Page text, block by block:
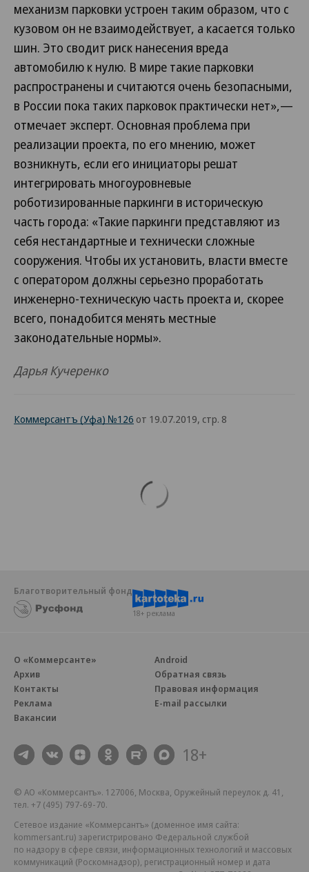
механизм парковки устроен таким образом, что с
кузовом он не взаимодействует, а касается только
шин. Это сводит риск нанесения вреда
автомобилю к нулю. В мире такие парковки
распространены и считаются очень безопасными,
в России пока таких парковок практически нет»,—
отмечает эксперт. Основная проблема при
реализации проекта, по его мнению, может
возникнуть, если его инициаторы решат
интегрировать многоуровневые
роботизированные паркинги в историческую
часть города: «Такие паркинги представляют из
себя нестандартные и технически сложные
сооружения. Чтобы их установить, власти вместе
с оператором должны серьезно проработать
инженерно-техническую часть проекта и, скорее
всего, понадобится менять местные
законодательные нормы».
Дарья Кучеренко
Коммерсантъ (Уфа) №126 от 19.07.2019, стр. 8
Благотворительный фонд
18+ реклама
О «Коммерсанте»
Архив
Контакты
Реклама
Вакансии
Android
Обратная связь
Правовая информация
E-mail рассылки
18+
© АО «Коммерсантъ». 127006, Москва, Оружейный переулок д. 41,
тел. +7 (495) 797-69-70.
Сетевое издание «Коммерсантъ» (доменное имя сайта:
kommersant.ru) зарегистрировано Федеральной службой
по надзору в сфере связи, информационных технологий и массовых
коммуникаций (Роскомнадзор), регистрационный номер и дата